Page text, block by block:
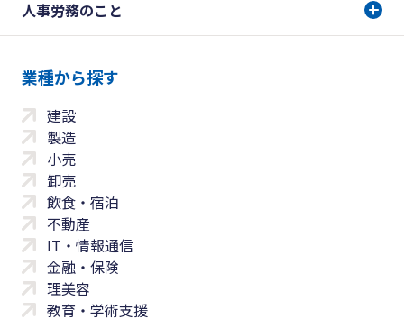
人事労務のこと
業種から探す
建設
製造
小売
卸売
飲食・宿泊
不動産
IT・情報通信
金融・保険
理美容
教育・学術支援